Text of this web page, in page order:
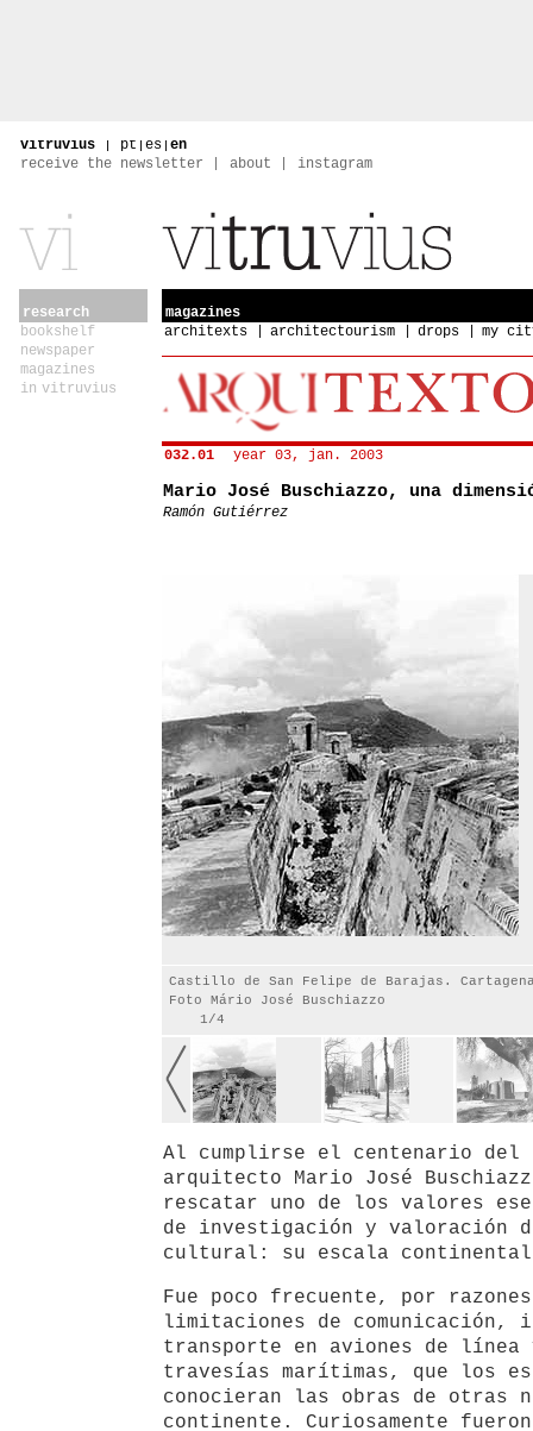
vitruvius | pt | es | en
receive the newsletter
about instagram
research
bookshelf
newspaper
magazines
in vitruvius
magazines
architexts
architectourism drops my
032.01 year 03, jan. 2003
Mario José Buschiazzo, una
Ramón Gutiérrez
Castillo de San Felipe de Barajas.
Foto Mário José Buschiazzo
1/4
Al cumplirse el centenario del
arquitecto Mario José
rescatar uno de los valores
de investigación y valoración
cultural: su escala
Fue poco frecuente, por
limitaciones de comunicación,
transporte en aviones de
travesías marítimas, que los
conocieran las obras de otras
continente. Curiosamente